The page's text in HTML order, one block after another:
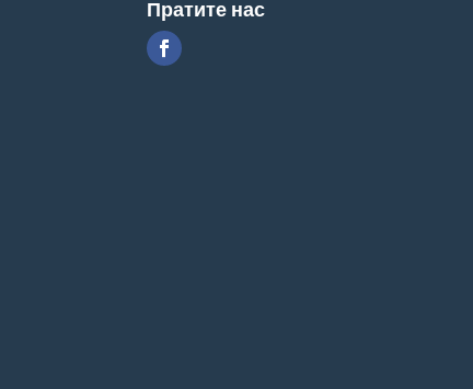
Пратите нас